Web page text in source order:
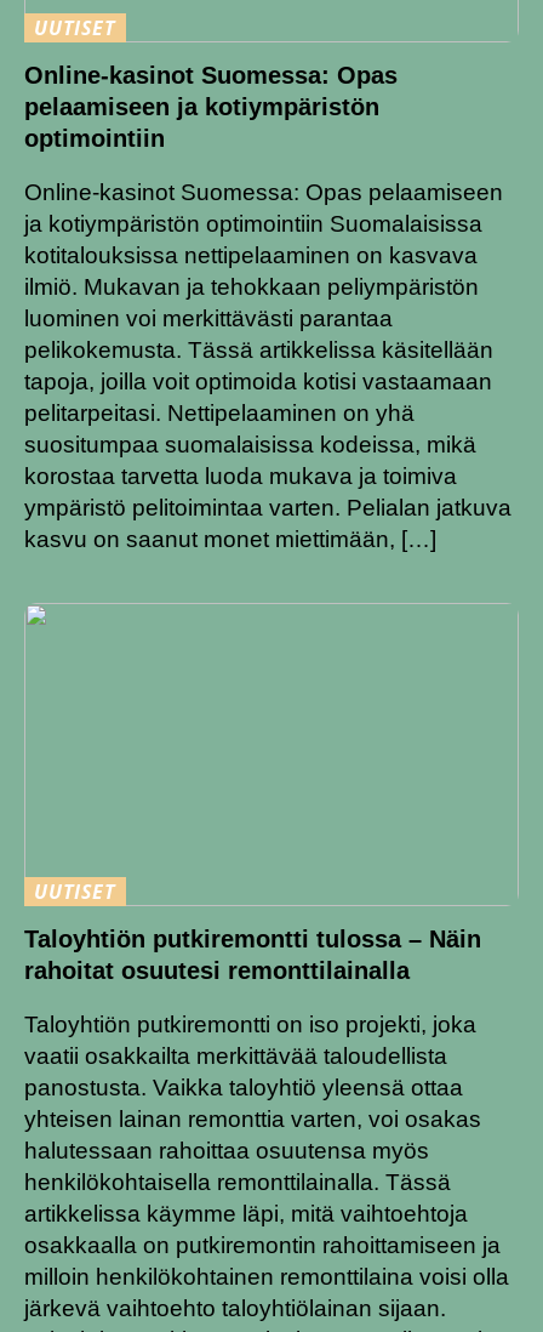
UUTISET
Online-kasinot Suomessa: Opas
pelaamiseen ja kotiympäristön
optimointiin
Online-kasinot Suomessa: Opas pelaamiseen
ja kotiympäristön optimointiin Suomalaisissa
kotitalouksissa nettipelaaminen on kasvava
ilmiö. Mukavan ja tehokkaan peliympäristön
luominen voi merkittävästi parantaa
pelikokemusta. Tässä artikkelissa käsitellään
tapoja, joilla voit optimoida kotisi vastaamaan
pelitarpeitasi. Nettipelaaminen on yhä
suositumpaa suomalaisissa kodeissa, mikä
korostaa tarvetta luoda mukava ja toimiva
ympäristö pelitoimintaa varten. Pelialan jatkuva
kasvu on saanut monet miettimään, […]
UUTISET
Taloyhtiön putkiremontti tulossa – Näin
rahoitat osuutesi remonttilainalla
Taloyhtiön putkiremontti on iso projekti, joka
vaatii osakkailta merkittävää taloudellista
panostusta. Vaikka taloyhtiö yleensä ottaa
yhteisen lainan remonttia varten, voi osakas
halutessaan rahoittaa osuutensa myös
henkilökohtaisella remonttilainalla. Tässä
artikkelissa käymme läpi, mitä vaihtoehtoja
osakkaalla on putkiremontin rahoittamiseen ja
milloin henkilökohtainen remonttilaina voisi olla
järkevä vaihtoehto taloyhtiölainan sijaan.